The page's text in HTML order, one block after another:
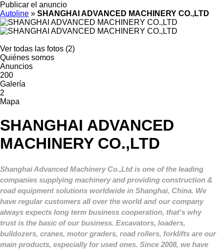
Publicar el anuncio
Autoline » SHANGHAI ADVANCED MACHINERY CO.,LTD
Ver todas las fotos (2)
Quiénes somos
Anuncios
200
Galería
2
Mapa
SHANGHAI ADVANCED
MACHINERY CO.,LTD
Shanghai Advanced Machinery Co.,Ltd is one of the leading
companies supplying machinery and providing construction &
road equipment solutions worldwide in Shanghai, China. We
have regular customers all over the world and our company
always expects long term business cooperation, that's why
trust is the basic of our business. Excavators, loaders,
bulldozers, cranes, motor graders, road rollers, forklifts are our
main products, especially for used ones. Since 2008, we have